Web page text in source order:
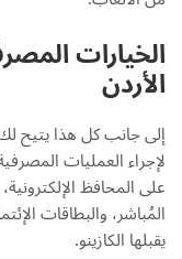
الخيارات
الأردن
إلى جانب كل هذا يتيح
لإجراء العمليات
على المحافظ
المُباشر، والبطاقات
يقبلها الكازينو.